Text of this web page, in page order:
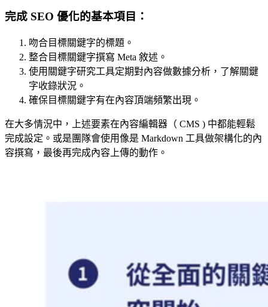
完成 SEO 優化的基本項目：
吻合目標關鍵字的標題。
整合目標關鍵字撰寫 Meta 敘述。
使用關鍵字研究工具定期對內容做數據分析，了解關鍵
字收錄狀況。
確保目標關鍵字有在內容頂端頻繁出現。
在大多情況中，上述要素在內容編輯器（ CMS ) 中都能輕鬆
完成設定。或是團隊會使用像是 Markdown 工具做架構化的內
容撰寫，最後再完成內容上傳的動作。